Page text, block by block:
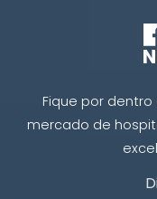
Fique por
mercado de